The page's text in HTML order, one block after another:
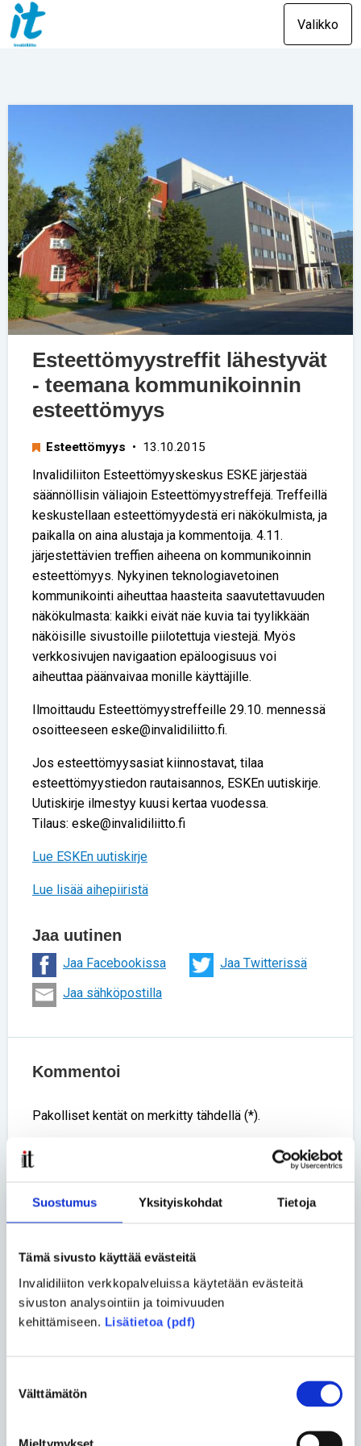
Suostumus Yksityiskohdat Tietoja
Tämä sivusto käyttää evästeitä
Invalidiliiton verkkopalveluissa käytetään evästeitä
sivuston analysointiin ja toimivuuden
kehittämiseen. Lisätietoa (pdf)
valinta
Välttämätön
Mieltymykset
Valikko
Esteettömyystreffit lähestyvät
- teemana kommunikoinnin
esteettömyys
Esteettömyys • 13.10.2015
Invalidiliiton Esteettömyyskeskus ESKE järjestää
säännöllisin väliajoin Esteettömyystreffejä. Treffeillä
keskustellaan esteettömyydestä eri näkökulmista, ja
paikalla on aina alustaja ja kommentoija. 4.11.
järjestettävien treffien aiheena on kommunikoinnin
esteettömyys. Nykyinen teknologiavetoinen
kommunikointi aiheuttaa haasteita saavutettavuuden
näkökulmasta: kaikki eivät näe kuvia tai tyylikkään
näköisille sivustoille piilotettuja viestejä. Myös
verkkosivujen navigaation epäloogisuus voi
aiheuttaa päänvaivaa monille käyttäjille.
Ilmoittaudu Esteettömyystreffeille 29.10. mennessä
osoitteeseen eske@invalidiliitto.fi.
Jos esteettömyysasiat kiinnostavat, tilaa
esteettömyystiedon rautaisannos, ESKEn uutiskirje.
Uutiskirje ilmestyy kuusi kertaa vuodessa.
Tilaus: eske@invalidiliitto.fi
Lue ESKEn uutiskirje
Lue lisää aihepiiristä
Jaa uutinen
Jaa Facebookissa
Jaa Twitterissä
Jaa sähköpostilla
Kommentoi
Pakolliset kentät on merkitty tähdellä (*).
Nimi *
Kommentti *